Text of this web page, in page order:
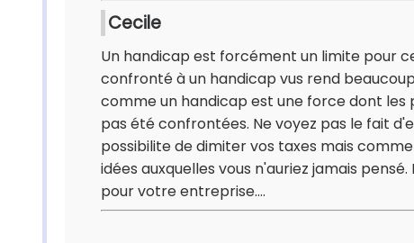
Cecile
Un handicap est forcément un limite pour
confronté à un handicap vus rend
comme un handicap est une force dont
pas été confrontées. Ne voyez pas le fait
possibilite de dimiter vos taxes mais
idées auxquelles vous n'auriez jamais
pour votre entreprise....